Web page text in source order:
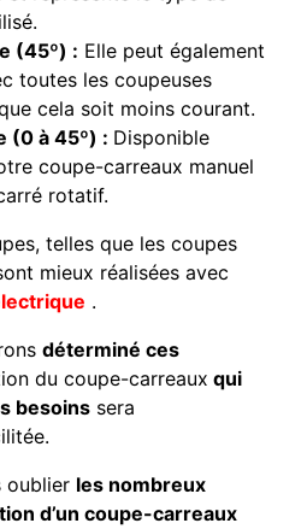
(45º) : Elle peut également
toutes les coupeuses
cela soit moins courant.
(0 à 45º) : Disponible
coupe-carreaux manuel
rotatif.
telles que les coupes
mieux réalisées avec
.
déterminé ces
du coupe-carreaux qui
besoins sera
oublier les nombreux
d’un coupe-carreaux